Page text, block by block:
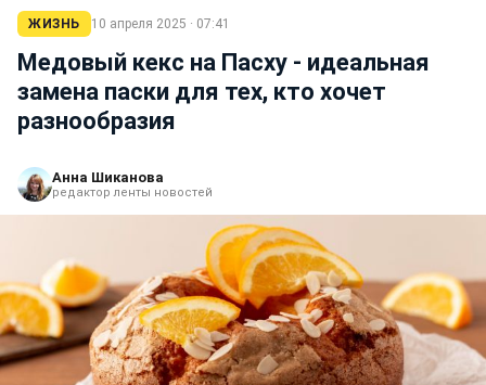
ЖИЗНЬ 10 апреля 2025 · 07:41
Медовый кекс на Пасху - идеальная
замена паски для тех, кто хочет
разнообразия
Анна Шиканова
редактор ленты новостей